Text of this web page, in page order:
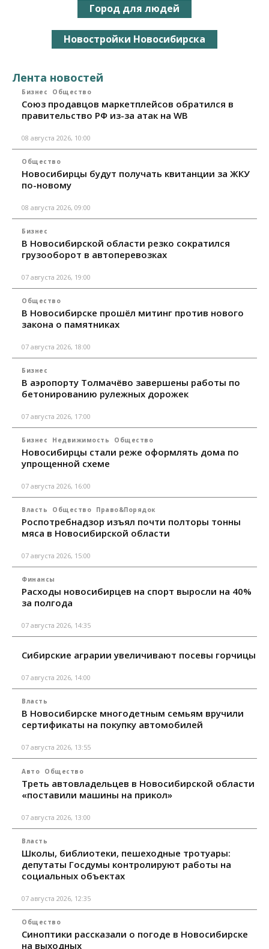
Город для людей
Новостройки Новосибирска
Лента новостей
Бизнес Общество
Союз продавцов маркетплейсов обратился в
правительство РФ из-за атак на WB
08 августа 2026, 10:00
Общество
Новосибирцы будут получать квитанции за ЖКУ
по-новому
08 августа 2026, 09:00
Бизнес
В Новосибирской области резко сократился
грузооборот в автоперевозках
07 августа 2026, 19:00
Общество
В Новосибирске прошёл митинг против нового
закона о памятниках
07 августа 2026, 18:00
Бизнес
В аэропорту Толмачёво завершены работы по
бетонированию рулежных дорожек
07 августа 2026, 17:00
Бизнес Недвижимость Общество
Новосибирцы стали реже оформлять дома по
упрощенной схеме
07 августа 2026, 16:00
Власть Общество Право&Порядок
Роспотребнадзор изъял почти полторы тонны
мяса в Новосибирской области
07 августа 2026, 15:00
Финансы
Расходы новосибирцев на спорт выросли на 40%
за полгода
07 августа 2026, 14:35
Сибирские аграрии увеличивают посевы горчицы
07 августа 2026, 14:00
Власть
В Новосибирске многодетным семьям вручили
сертификаты на покупку автомобилей
07 августа 2026, 13:55
Авто Общество
Треть автовладельцев в Новосибирской области
«поставили машины на прикол»
07 августа 2026, 13:00
Власть
Школы, библиотеки, пешеходные тротуары:
депутаты Госдумы контролируют работы на
социальных объектах
07 августа 2026, 12:35
Общество
Синоптики рассказали о погоде в Новосибирске
на выходных